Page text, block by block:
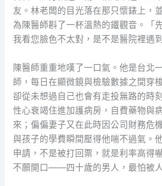
友。林老闆的目光落在那只懷錶上，
為陳醫師斟了一杯溫熱的鐵觀音。「
我看您臉色不太對，是不是醫院裡遇
陳醫師重重地嘆了一口氣。他是台北
師，每日在顯微鏡與檢驗數據之間穿
卻從未想過自己也會有走投無路的時
性心衰竭住進加護病房，自費藥物與
來；偏偏妻子又在此時因公司財務危
與孩子的學費瞬間壓得他喘不過氣。
申請，不是被打回票，就是利率高得
不願開口——四十歲的男人，最怕被